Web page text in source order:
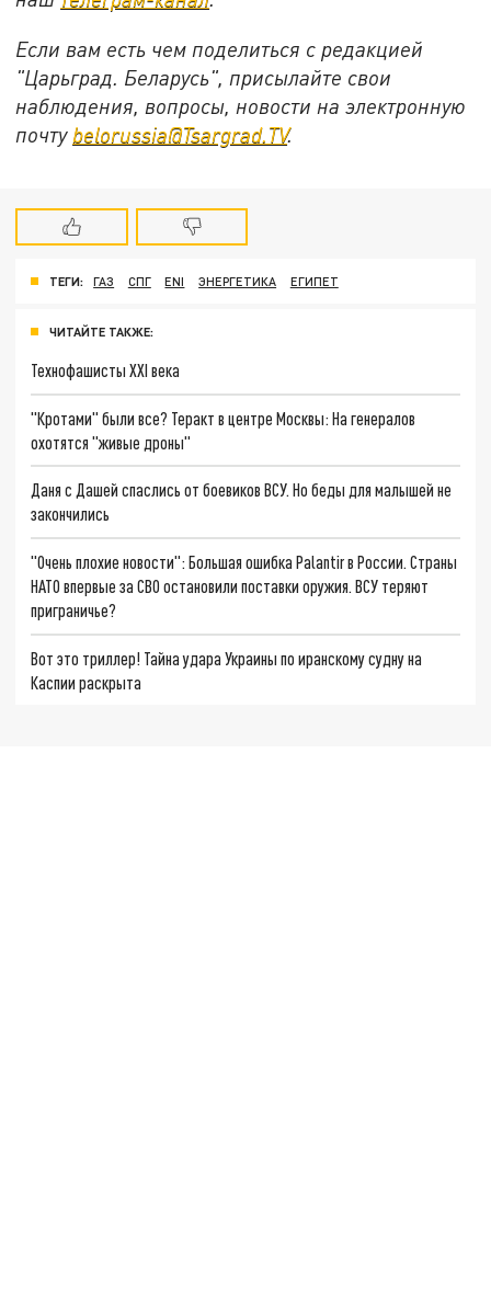
Если вам есть чем поделиться с редакцией
"Царьград. Беларусь", присылайте свои
наблюдения, вопросы, новости на электронную
почту belorussia@Tsargrad.TV.
ТЕГИ: ГАЗ СПГ ENI ЭНЕРГЕТИКА ЕГИПЕТ
ЧИТАЙТЕ ТАКЖЕ:
Технофашисты XXI века
"Кротами" были все? Теракт в центре Москвы: На генералов
охотятся "живые дроны"
Даня с Дашей спаслись от боевиков ВСУ. Но беды для малышей не
закончились
"Очень плохие новости": Большая ошибка Palantir в России. Страны
НАТО впервые за СВО остановили поставки оружия. ВСУ теряют
приграничье?
Вот это триллер! Тайна удара Украины по иранскому судну на
Каспии раскрыта